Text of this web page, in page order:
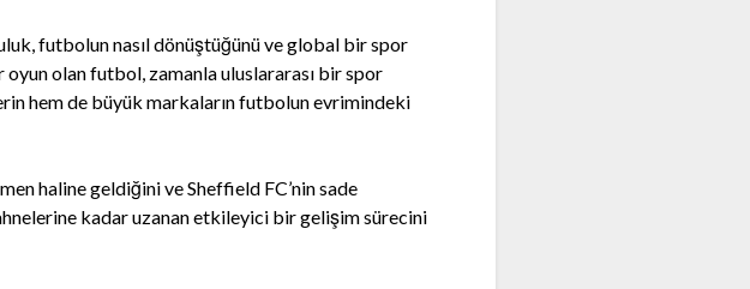
futbolun nasıl dönüştüğünü ve global bir spor
olan futbol, zamanla uluslararası bir spor
hem de büyük markaların futbolun evrimindeki
haline geldiğini ve Sheffield FC’nin sade
kadar uzanan etkileyici bir gelişim sürecini